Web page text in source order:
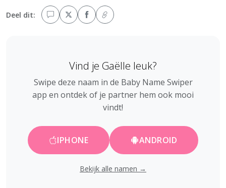
Deel dit:
Vind je Gaëlle leuk?
Swipe deze naam in de Baby Name Swiper
app en ontdek of je partner hem ook mooi
vindt!
IPHONE ANDROID
Bekijk alle namen →